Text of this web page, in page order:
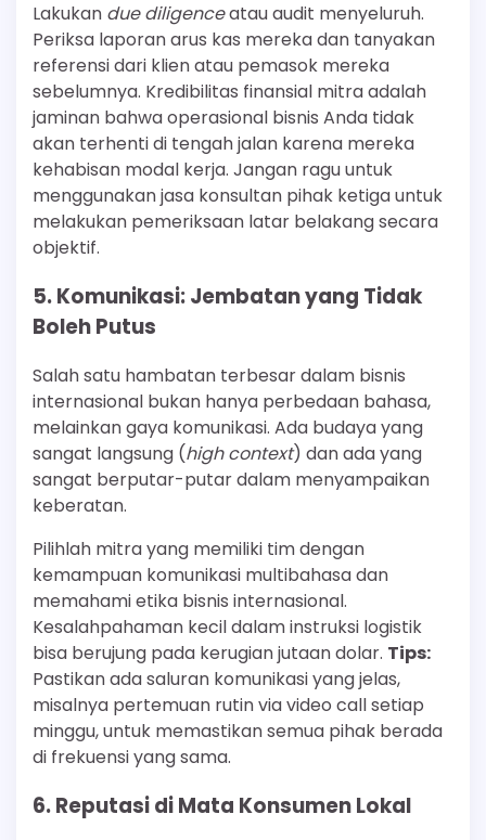
Lakukan due diligenceatau audit menyeluruh.
Periksa laporan arus kas mereka dan tanyakan
referensi dari klien atau pemasok mereka
sebelumnya. Kredibilitas finansial mitra adalah
jaminan bahwa operasional bisnis Anda tidak
akan terhenti di tengah jalan karena mereka
kehabisan modal kerja. Jangan ragu untuk
menggunakan jasa konsultan pihak ketiga untuk
melakukan pemeriksaan latar belakang secara
objektif.
5. Komunikasi: Jembatan yang Tidak
Boleh Putus
Salah satu hambatan terbesar dalam bisnis
internasional bukan hanya perbedaan bahasa,
melainkan gaya komunikasi. Ada budaya yang
sangat langsung (high context) dan ada yang
sangat berputar-putar dalam menyampaikan
keberatan.
Pilihlah mitra yang memiliki tim dengan
kemampuan komunikasi multibahasa dan
memahami etika bisnis internasional.
Kesalahpahaman kecil dalam instruksi logistik
bisa berujung pada kerugian jutaan dolar. Tips:
Pastikan ada saluran komunikasi yang jelas,
misalnya pertemuan rutin via video call setiap
minggu, untuk memastikan semua pihak berada
di frekuensi yang sama.
6. Reputasi di Mata Konsumen Lokal